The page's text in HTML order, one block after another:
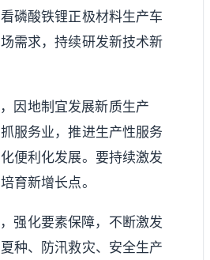
磷酸铁锂正极材料生产车
需求，持续研发新技术新
因地制宜发展新质生产
服务业，推进生产性服务
便利化发展。要持续激发
育新增长点。
强化要素保障，不断激发
种、防汛救灾、安全生产